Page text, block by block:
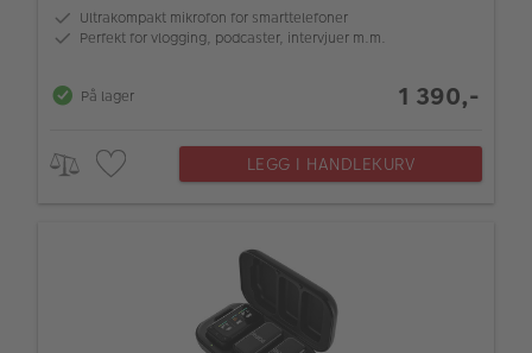
Ultrakompakt mikrofon for smarttelefoner
Perfekt for vlogging, podcaster, intervjuer m.m.
På lager 1 390,-
LEGG I HANDLEKURV